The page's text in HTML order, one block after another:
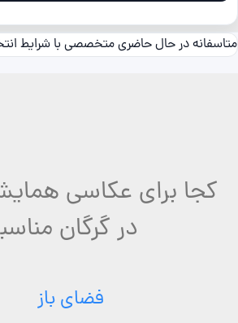
متاسفانه در حال حاضری متخصصی با شرایط
کجا برای عکاسی
در گرگان
فضای باز